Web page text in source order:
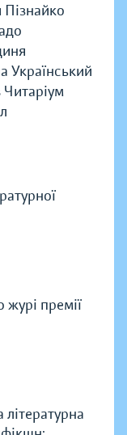
Пізнайко
Український
Читаріум
премії
літературна